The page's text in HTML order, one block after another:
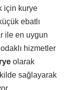
için kurye
ebatlı
ile en uygun
hizmetler
olarak
sağlayarak